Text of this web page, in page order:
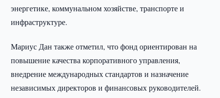
энергетике, коммунальном хозяйстве, транспорте и
инфраструктуре.
Мариус Дан также отметил, что фонд ориентирован на
повышение качества корпоративного управления,
внедрение международных стандартов и назначение
независимых директоров и финансовых руководителей.